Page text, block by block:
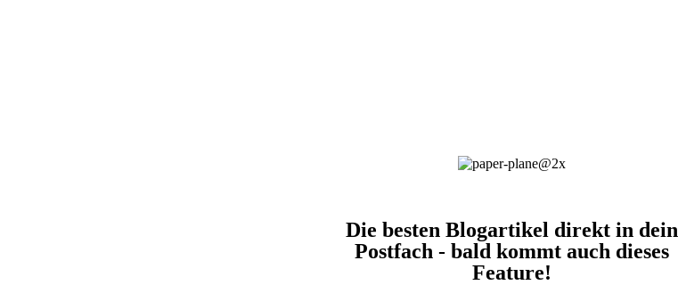
Die besten Blogartikel direkt in dein
Postfach - bald kommt auch dieses
Feature!